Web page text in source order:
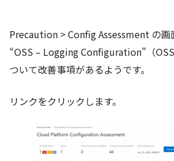
Precaution > Config Assessment の画
“OSS – Logging Configuration”（
ついて改善事項があるようです。
リンクをクリックします。